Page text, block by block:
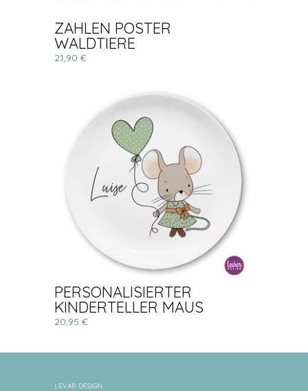
ZAHLEN POSTER
WALDTIERE
21,90 €
PERSONALISIERTER
KINDERTELLER MAUS
20,95 €
LEVAR DESIGN